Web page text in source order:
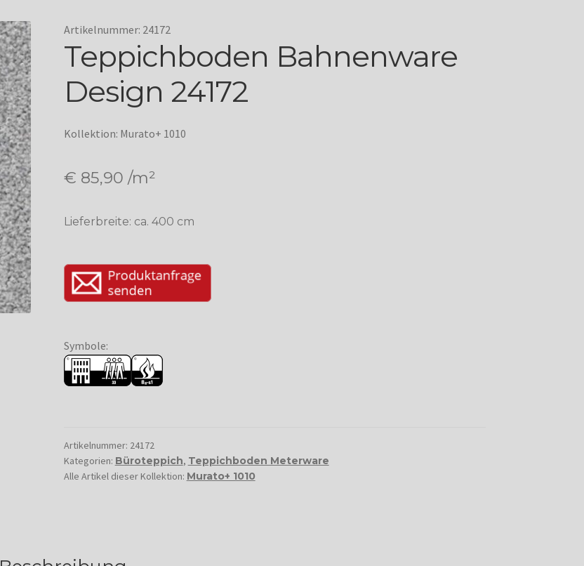
Artikelnummer: 24172
Teppichboden Bahnenware
Design 24172
Kollektion: Murato+ 1010
€ 85,90 /m²
Lieferbreite: ca. 400 cm
Symbole:
Artikelnummer: 24172
Kategorien: Büroteppich, Teppichboden Meterware
Alle Artikel dieser Kollektion: Murato+ 1010